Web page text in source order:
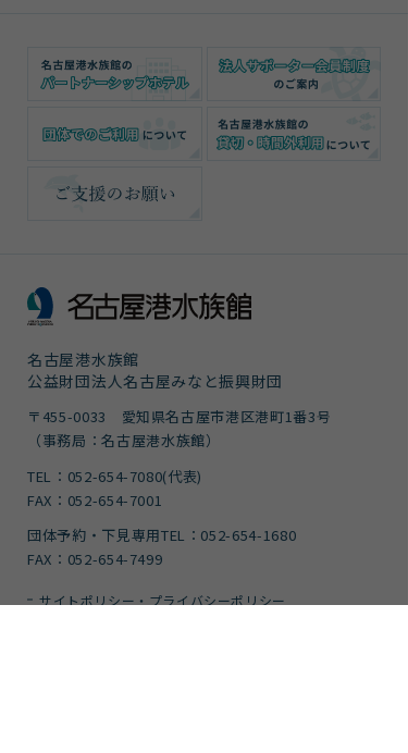
名古屋港水族館
公益財団法人名古屋みなと振興財団
〒455-0033 愛知県名古屋市港区港町1番3号
（事務局：名古屋港水族館）
TEL：052-654-7080(代表)
FAX：052-654-7001
団体予約・下見専用TEL：052-654-1680
FAX：052-654-7499
サイトポリシー・プライバシーポリシー